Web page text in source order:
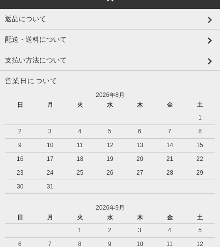
返品について
配送・送料について
支払い方法について
営業日について
2026年8月
日
月 火 水 木 金
土
1
2
3 4 5 6 7
8
9
10 11 12 13 14
15
16
17 18 19 20 21
22
23
24 25 26 27 28
29
30
31
2026年9月
日
月 火 水 木 金
土
1
2 3 4
5
6
7 8 9 10 11
12